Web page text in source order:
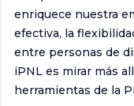
enriquece nuestra
efectiva, la
entre personas de
iPNL es mirar más
herramientas de la